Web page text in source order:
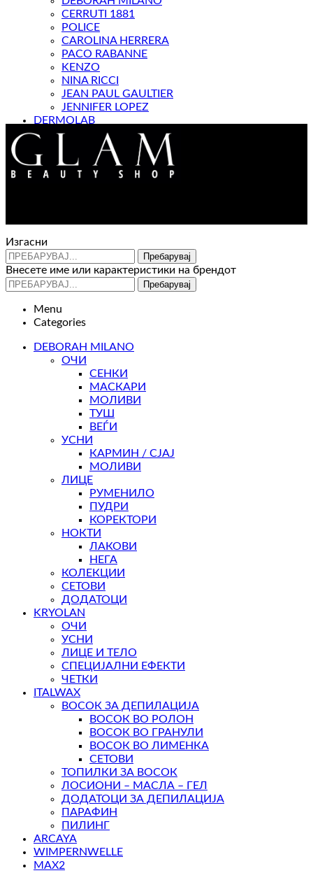
CERRUTI 1881
POLICE
CAROLINA HERRERA
PACO RABANNE
KENZO
NINA RICCI
JEAN PAUL GAULTIER
JENNIFER LOPEZ
DERMOLAB
МАГАЗИН
Изгасни
Пребарувај
Внесете име или карактеристики на брендот
Пребарувај
Menu
Categories
DEBORAH MILANO
ОЧИ
СЕНКИ
МАСКАРИ
МОЛИВИ
ТУШ
ВЕЃИ
УСНИ
КАРМИН / СЈАЈ
МОЛИВИ
ЛИЦЕ
РУМЕНИЛО
ПУДРИ
КОРЕКТОРИ
НОКТИ
ЛАКОВИ
НЕГА
КОЛЕКЦИИ
СЕТОВИ
ДОДАТОЦИ
KRYOLAN
ОЧИ
УСНИ
ЛИЦЕ И ТЕЛО
СПЕЦИЈАЛНИ ЕФЕКТИ
ЧЕТКИ
ITALWAX
ВОСОК ЗА ДЕПИЛАЦИЈА
ВОСОК ВО РОЛОН
ВОСОК ВО ГРАНУЛИ
ВОСОК ВО ЛИМЕНКА
СЕТОВИ
ТОПИЛКИ ЗА ВОСОК
ЛОСИОНИ – МАСЛА – ГЕЛ
ДОДАТОЦИ ЗА ДЕПИЛАЦИЈА
ПАРАФИН
ПИЛИНГ
ARCAYA
WIMPERNWELLE
MAX2